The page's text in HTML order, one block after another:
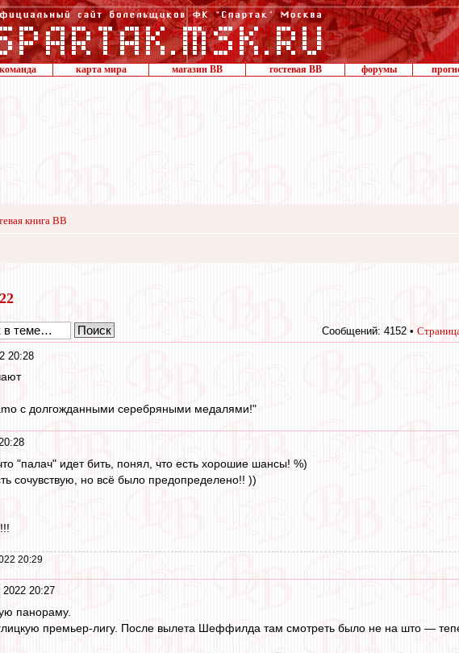
команда карта мира магазин ВВ гостевая ВВ форумы
книга ВВ
Сообщений: 4152 •
20:28
с долгожданными серебряными медалями!"
"палач" идет бить, понял, что есть хорошие шансы! %)
сочувствую, но всё было предопределено!! ))
20:29
20:27
панораму.
премьер-лигу. После вылета Шеффилда там смотреть было не на што —